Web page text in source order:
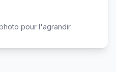
pour l'agrandir